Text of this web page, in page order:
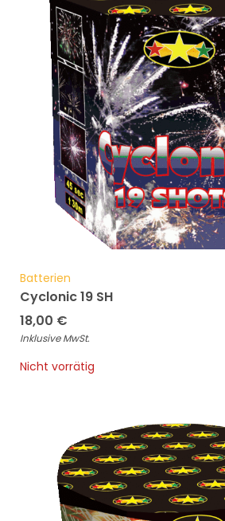
Batterien
Cyclonic 19 SH
18,00 €
Inklusive MwSt.
Nicht vorrätig